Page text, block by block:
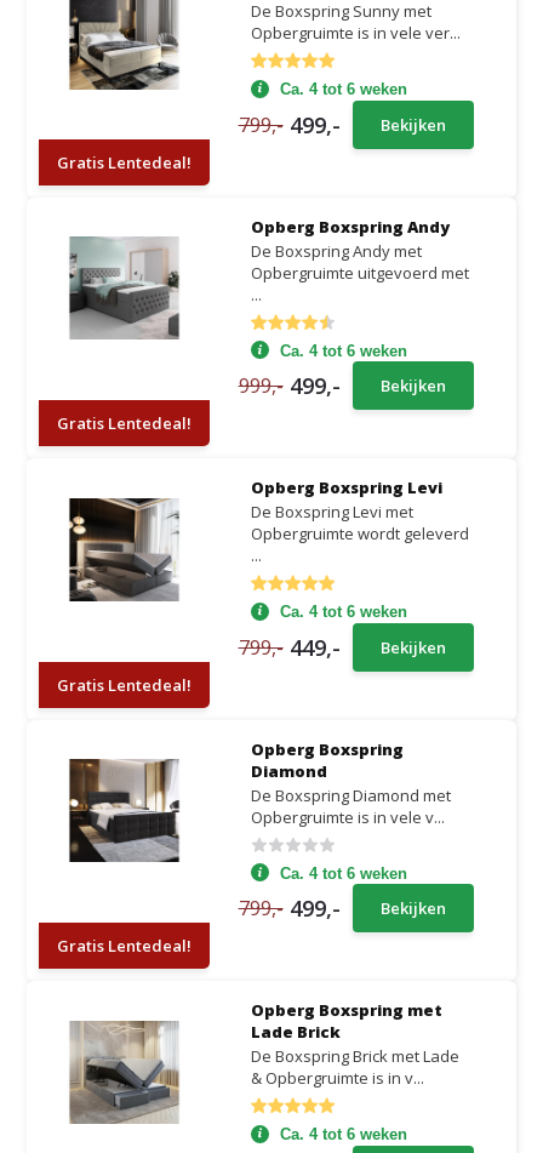
Gratis Lentedeal!
De Boxspring Sunny met
Opbergruimte is in vele ver...
Ca. 4 tot 6 weken
799,- 499,- Bekijken
Gratis Lentedeal!
Opberg Boxspring Andy
De Boxspring Andy met
Opbergruimte uitgevoerd met
...
Ca. 4 tot 6 weken
999,- 499,- Bekijken
Gratis Lentedeal!
Opberg Boxspring Levi
De Boxspring Levi met
Opbergruimte wordt geleverd
...
Ca. 4 tot 6 weken
799,- 449,- Bekijken
Gratis Lentedeal!
Opberg Boxspring
Diamond
De Boxspring Diamond met
Opbergruimte is in vele v...
Ca. 4 tot 6 weken
799,- 499,- Bekijken
Opberg Boxspring met
Lade Brick
De Boxspring Brick met Lade
& Opbergruimte is in v...
Ca. 4 tot 6 weken